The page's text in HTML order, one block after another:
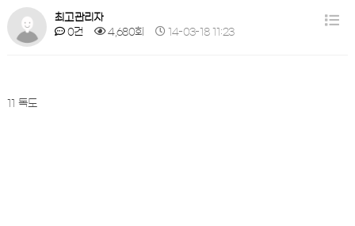
최고관리자
0건
4,680회 14-03-18 11:23
11 독도